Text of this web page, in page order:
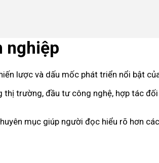
nghiệp
lược và dấu mốc phát triển nổi bật
trường, đầu tư công nghệ, hợp tác
mục giúp người đọc hiểu rõ hơn